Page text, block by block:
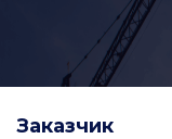
Заказчик